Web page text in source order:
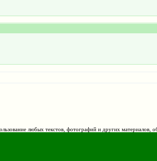
любых текстов, фотографий и других материалов,